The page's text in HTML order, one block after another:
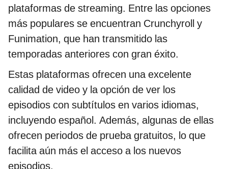
plataformas de streaming. Entre las opciones
más populares se encuentran Crunchyroll y
Funimation, que han transmitido las
temporadas anteriores con gran éxito.
Estas plataformas ofrecen una excelente
calidad de video y la opción de ver los
episodios con subtítulos en varios idiomas,
incluyendo español. Además, algunas de ellas
ofrecen periodos de prueba gratuitos, lo que
facilita aún más el acceso a los nuevos
episodios.